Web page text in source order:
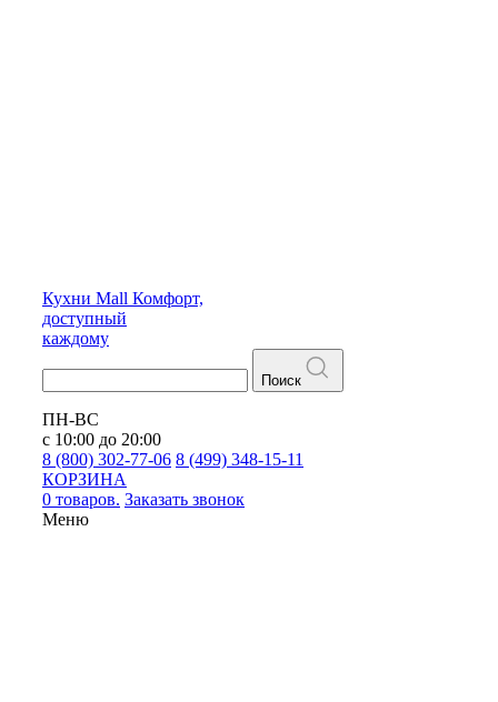
Кухни Mall Комфорт,
доступный
каждому
Поиск
ПН-ВС
с 10:00 до 20:00
8 (800) 302-77-06 8 (499) 348-15-11
КОРЗИНА
0 товаров. Заказать звонок
Меню